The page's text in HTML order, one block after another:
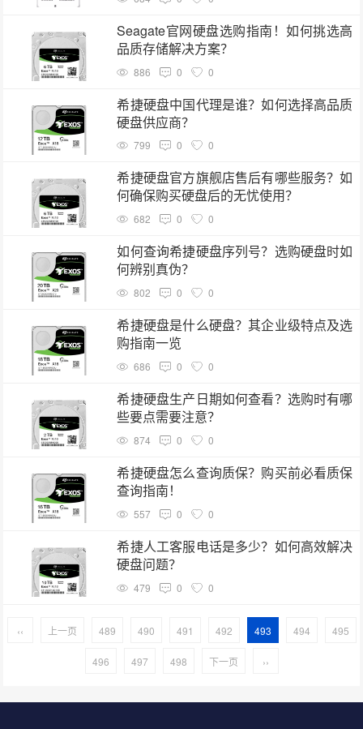
Seagate官网硬盘选购指南！如何挑选高
品质存储解决方案？
886 0 0
希捷硬盘中国代理是谁？如何选择高品质
硬盘供应商？
799 0 0
希捷硬盘官方旗舰店售后有哪些服务？如
何确保购买硬盘后的无忧使用？
682 0 0
如何查询希捷硬盘序列号？选购硬盘时如
何辨别真伪？
802 0 0
希捷硬盘是什么硬盘？其企业级特点及选
购指南一览
686 0 0
希捷硬盘生产日期如何查看？选购时有哪
些要点需要注意？
874 0 0
希捷硬盘怎么查询质保？购买前必看质保
查询指南！
557 0 0
希捷人工客服电话是多少？如何高效解决
硬盘问题？
479 0 0
‹‹ 上一页 489 490 491 492 493 494 495
496 497 498 下一页 ››